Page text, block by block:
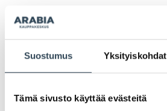
Suostumus Yksityiskohdat
Tämä sivusto käyttää evästeitä